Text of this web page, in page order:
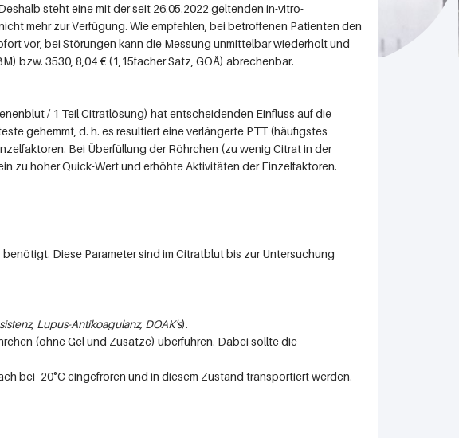
steht eine mit der seit 26.05.2022 geltenden in-vitro-
mehr zur Verfügung. Wie empfehlen, bei betroffenen Patienten den
vor, bei Störungen kann die Messung unmittelbar wiederholt und
bzw. 3530, 8,04 € (1,15facher Satz, GOÄ) abrechenbar.
/ 1 Teil Citratlösung) hat entscheidenden Einfluss auf die
gehemmt, d. h. es resultiert eine verlängerte PTT (häufigstes
Bei Überfüllung der Röhrchen (zu wenig Citrat in der
zu hoher Quick-Wert und erhöhte Aktivitäten der Einzelfaktoren.
benötigt. Diese Parameter sind im Citratblut bis zur Untersuchung
Lupus-Antikoagulanz, DOAK's).
(ohne Gel und Zusätze) überführen. Dabei sollte die
bei -20°C eingefroren und in diesem Zustand transportiert werden.